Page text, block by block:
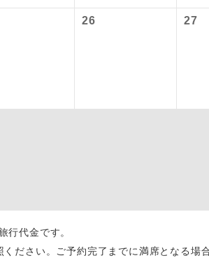
26 27
代金です。
ださい。ご予約完了までに満席となる場
絶景スポットに立ち寄るコースで
周りの音を気にせず、ガイドさ
ができます。